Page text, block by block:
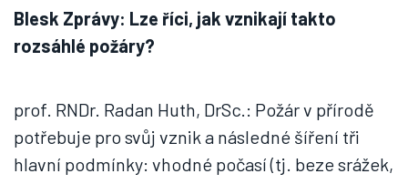
Blesk Zprávy: Lze říci, jak vznikají takto
rozsáhlé požáry?
prof. RNDr. Radan Huth, DrSc.: Požár v přírodě
potřebuje pro svůj vznik a následné šíření tři
hlavní podmínky: vhodné počasí (tj. beze srážek,